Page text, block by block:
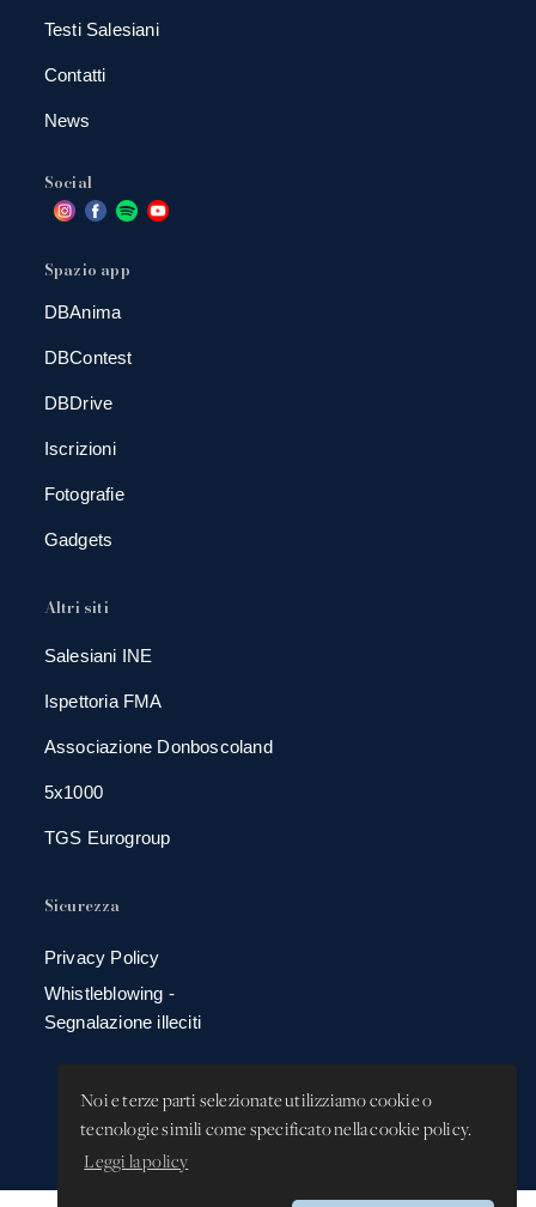
Noi e terze parti selezionate utilizziamo cookie o
tecnologie simili come specificato nella cookie policy.
Leggi la policy
Testi Salesiani
Contatti
News
Social
Spazio app
DBAnima
DBContest
DBDrive
Iscrizioni
Fotografie
Gadgets
Altri siti
Salesiani INE
Ispettoria FMA
Associazione Donboscoland
5x1000
TGS Eurogroup
Sicurezza
Privacy Policy
Whistleblowing -
Segnalazione illeciti